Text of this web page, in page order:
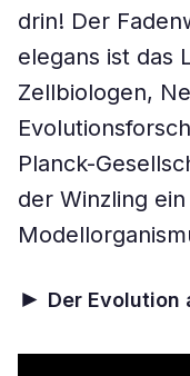
drin! Der
elegans ist das
Zellbiologen,
Planck-
der Winzling
► Der Evolution